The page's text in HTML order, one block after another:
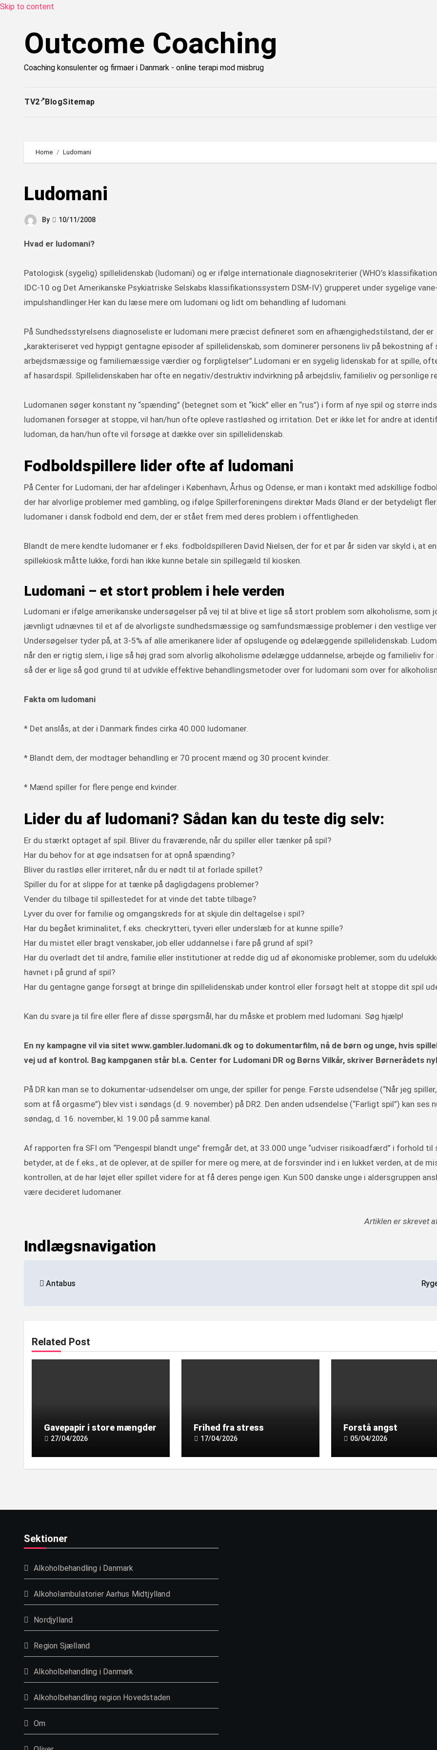
Skip to content
Outcome Coaching
Coaching konsulenter og firmaer i Danmark - online terapi mod misbrug
TV2 BlogSitemap
Home Ludomani
Ludomani
By 10/11/2008
Hvad er ludomani?
Patologisk (sygelig) spillelidenskab (ludomani) og er ifølge internationale diagnosekriterier (WHO’s
IDC-10 og Det Amerikanske Psykiatriske Selskabs klassifikationssystem DSM-IV) grupperet under sygelige
impulshandlinger.Her kan du læse mere om ludomani og lidt om behandling af ludomani.
På Sundhedsstyrelsens diagnoseliste er ludomani mere præcist defineret som en afhængighedstilstand, der er
„karakteriseret ved hyppigt gentagne episoder af spillelidenskab, som dominerer personens liv på bekostning af
arbejdsmæssige og familiemæssige værdier og forpligtelser”.Ludomani er en sygelig lidenskab for at spille,
af hasardspil. Spillelidenskaben har ofte en negativ/destruktiv indvirkning på arbejdsliv, familieliv og personlige
Ludomanen søger konstant ny “spænding” (betegnet som et “kick” eller en “rus”) i form af nye spil og større
ludomanen forsøger at stoppe, vil han/hun ofte opleve rastløshed og irritation. Det er ikke let for andre at
ludoman, da han/hun ofte vil forsøge at dække over sin spillelidenskab.
Fodboldspillere lider ofte af ludomani
På Center for Ludomani, der har afdelinger i København, Århus og Odense, er man i kontakt med adskillige
der har alvorlige problemer med gambling, og ifølge Spillerforeningens direktør Mads Øland er der betydeligt
ludomaner i dansk fodbold end dem, der er stået frem med deres problem i offentligheden.
Blandt de mere kendte ludomaner er f.eks. fodboldspilleren David Nielsen, der for et par år siden var skyld i, at
spillekiosk måtte lukke, fordi han ikke kunne betale sin spillegæld til kiosken.
Ludomani – et stort problem i hele verden
Ludomani er ifølge amerikanske undersøgelser på vej til at blive et lige så stort problem som alkoholisme, som
jævnligt udnævnes til et af de alvorligste sundhedsmæssige og samfundsmæssige problemer i den vestlige
Undersøgelser tyder på, at 3-5% af alle amerikanere lider af opslugende og ødelæggende spillelidenskab.
når den er rigtig slem, i lige så høj grad som alvorlig alkoholisme ødelægge uddannelse, arbejde og familieliv
så der er lige så god grund til at udvikle effektive behandlingsmetoder over for ludomani som over for
Fakta om ludomani
* Det anslås, at der i Danmark findes cirka 40.000 ludomaner.
* Blandt dem, der modtager behandling er 70 procent mænd og 30 procent kvinder.
* Mænd spiller for flere penge end kvinder.
Lider du af ludomani? Sådan kan du teste dig selv:
Er du stærkt optaget af spil. Bliver du fraværende, når du spiller eller tænker på spil?
Har du behov for at øge indsatsen for at opnå spænding?
Bliver du rastløs eller irriteret, når du er nødt til at forlade spillet?
Spiller du for at slippe for at tænke på dagligdagens problemer?
Vender du tilbage til spillestedet for at vinde det tabte tilbage?
Lyver du over for familie og omgangskreds for at skjule din deltagelse i spil?
Har du begået kriminalitet, f.eks. checkrytteri, tyveri eller underslæb for at kunne spille?
Har du mistet eller bragt venskaber, job eller uddannelse i fare på grund af spil?
Har du overladt det til andre, familie eller institutioner at redde dig ud af økonomiske problemer, som du
havnet i på grund af spil?
Har du gentagne gange forsøgt at bringe din spillelidenskab under kontrol eller forsøgt helt at stoppe dit spil
Kan du svare ja til fire eller flere af disse spørgsmål, har du måske et problem med ludomani. Søg hjælp!
En ny kampagne vil via sitet www.gambler.ludomani.dk og to dokumentarfilm, nå de børn og unge, hvis
vej ud af kontrol. Bag kampganen står bl.a. Center for Ludomani DR og Børns Vilkår, skriver Børnerådets
På DR kan man se to dokumentar-udsendelser om unge, der spiller for penge. Første udsendelse (“Når jeg
som at få orgasme”) blev vist i søndags (d. 9. november) på DR2. Den anden udsendelse (“Farligt spil”) kan ses
søndag, d. 16. november, kl. 19.00 på samme kanal.
Af rapporten fra SFI om “Pengespil blandt unge” fremgår det, at 33.000 unge “udviser risikoadfærd” i forhold til
betyder, at de f.eks., at de oplever, at de spiller for mere og mere, at de forsvinder ind i en lukket verden, at de
kontrollen, at de har løjet eller spillet videre for at få deres penge igen. Kun 500 danske unge i aldersgruppen
være decideret ludomaner.
Artiklen er skrevet
Indlægsnavigation
Antabus
Related Post
Gavepapir i store mængder
27/04/2026
Frihed fra stress
17/04/2026
Forstå angst
05/04/2026
Sektioner
Alkoholbehandling i Danmark
Alkoholambulatorier Aarhus Midtjylland
Nordjylland
Region Sjælland
Alkoholbehandling i Danmark
Alkoholbehandling region Hovedstaden
Om